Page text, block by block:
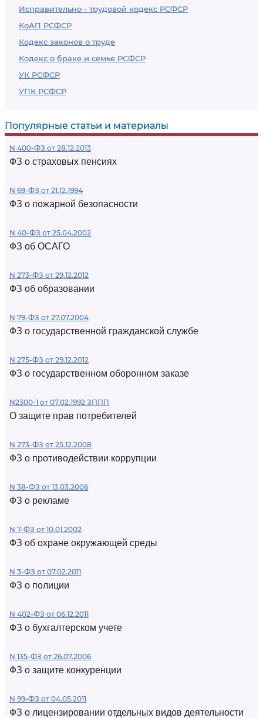
Исправительно - трудовой кодекс РСФСР
КоАП РСФСР
Кодекс законов о труде
Кодекс о браке и семье РСФСР
УК РСФСР
УПК РСФСР
Популярные статьи и материалы
N 400-ФЗ от 28.12.2013
ФЗ о страховых пенсиях
N 69-ФЗ от 21.12.1994
ФЗ о пожарной безопасности
N 40-ФЗ от 25.04.2002
ФЗ об ОСАГО
N 273-ФЗ от 29.12.2012
ФЗ об образовании
N 79-ФЗ от 27.07.2004
ФЗ о государственной гражданской службе
N 275-ФЗ от 29.12.2012
ФЗ о государственном оборонном заказе
N2300-1 от 07.02.1992 ЗППП
О защите прав потребителей
N 273-ФЗ от 25.12.2008
ФЗ о противодействии коррупции
N 38-ФЗ от 13.03.2006
ФЗ о рекламе
N 7-ФЗ от 10.01.2002
ФЗ об охране окружающей среды
N 3-ФЗ от 07.02.2011
ФЗ о полиции
N 402-ФЗ от 06.12.2011
ФЗ о бухгалтерском учете
N 135-ФЗ от 26.07.2006
ФЗ о защите конкуренции
N 99-ФЗ от 04.05.2011
ФЗ о лицензировании отдельных видов деятельности